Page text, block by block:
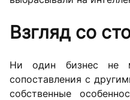
Взгляд со
Ни один бизнес не
сопоставления с
собственные